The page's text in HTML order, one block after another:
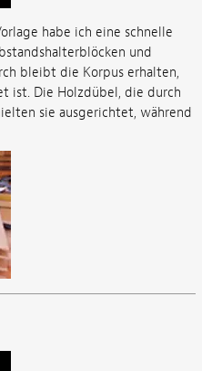
habe ich eine schnelle
und
bleibt die Korpus erhalten,
ist. Die Holzdübel, die durch
sie ausgerichtet, während